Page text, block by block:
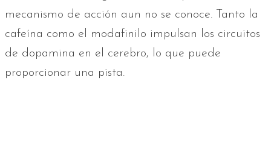
mecanismo de acción aun no se conoce. Tanto la
cafeína como el modafinilo impulsan los circuitos
de dopamina en el cerebro, lo que puede
proporcionar una pista.